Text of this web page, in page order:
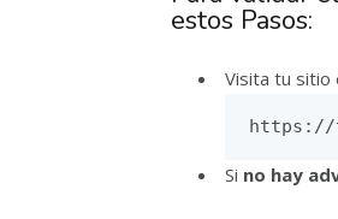
estos Pasos:
Visita tu sitio
https://
Si no hay